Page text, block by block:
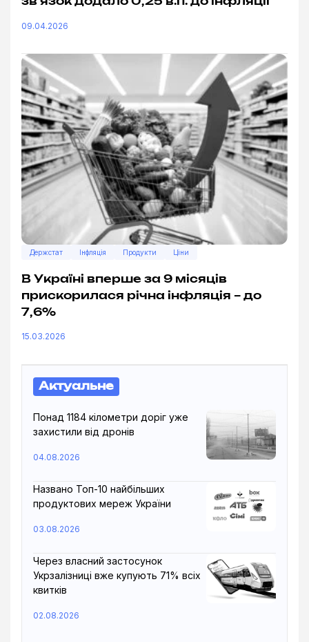
09.04.2026
Держстат Інфляція Продукти Ціни
В Україні вперше за 9 місяців
прискорилася річна інфляція – до
7,6%
15.03.2026
Актуальне
Понад 1184 кілометри доріг уже
захистили від дронів
04.08.2026
Названо Топ-10 найбільших
продуктових мереж України
03.08.2026
Через власний застосунок
Укрзалізниці вже купують 71% всіх
квитків
02.08.2026